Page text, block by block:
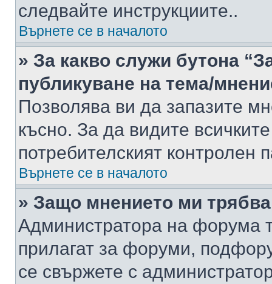
следвайте инструкциите..
Върнете се в началото
» За какво служи бутона
публикуване на тема/
Позволява ви да запазите
късно. За да видите
потребителският контролен
Върнете се в началото
» Защо мнението ми
Администратора на форума
прилагат за форуми,
се свържете с